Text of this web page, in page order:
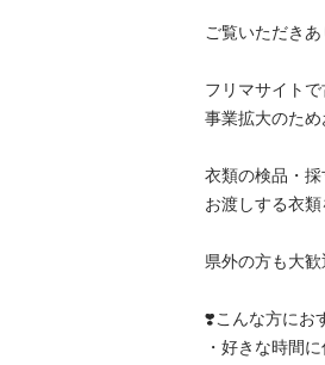
ご覧いただき
フリマサイトで
事業拡大のため
衣類の検品・採
お渡しする衣
県外の方も大
❣️こんな方にお
・好きな時間